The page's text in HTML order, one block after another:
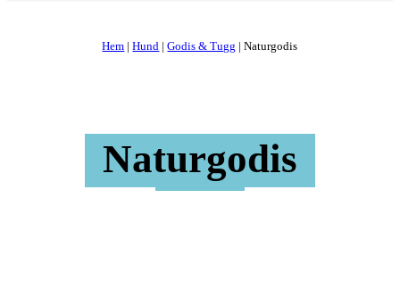
Hem |Hund |Godis & Tugg |Naturgodis
Naturgodis